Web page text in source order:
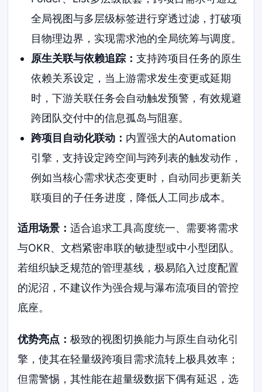
全局视图与多层级标签进行穿透过滤，打破项
目物理边界，实现需求池的全局统筹与调度。
原生关联与依赖追踪： 支持跨项目任务的原生
依赖关系设定，当上游需求发生变更或延期
时，下游关联任务会自动触发预警，有效规避
跨团队交付中的信息孤岛与阻塞。
跨项目自动化联动： 内置强大的Automation
引擎，支持设定跨空间与跨列表的触发动作，
例如当核心需求状态变更时，自动同步更新关
联项目的子任务进度，降低人工同步成本。
适用场景：适合追求工具高度统一、需要将需求
与OKR、文档紧密串联的敏捷型或中小型团队。
若组织缺乏规范的管理基线，极易陷入过度配置
的泥沼，不建议作为强合规与瀑布流项目的管控
底座。
优势亮点：极致的视图切换能力与原生自动化引
擎，使其在轻量级跨项目需求流转上极具效率；
但需警惕，其性能在超量级数据下偶有延迟，选